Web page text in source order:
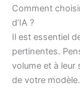
Comment
d’IA ?
Il est essentiel
pertinentes.
volume et à leur
de votre modèle.